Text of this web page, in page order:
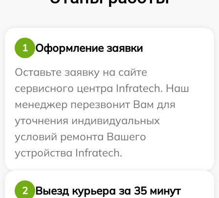
1
Оформление заявки
Оставьте заявку на сайте
сервисного центра Infratech. Наш
менеджер перезвонит Вам для
уточнения индивидуальных
условий ремонта Вашего
устройства Infratech.
2
Выезд курьера за 35 минут